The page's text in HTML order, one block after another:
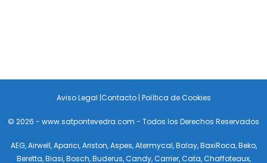
Aviso Legal |Contacto| Política de Cookies
© 2026 - www.satpontevedra.com - Todos los Derechos Reservados
AEG,Airwell,Aparici,Ariston,Aspes,Atermycal,Balay,BaxiRoca,Beko,
Beretta,Biasi,Bosch,Buderus,Candy,Carrier,Cata,Chaffoteaux,